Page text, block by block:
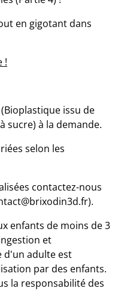
en gigotant dans
!
issu de
sucre) à la demande.
selon les
contactez-nous
enfants de moins de 3
et
d'un adulte est
par des enfants.
la responsabilité des